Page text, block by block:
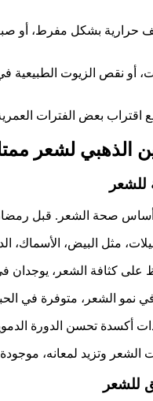
حرارية بشكل مفرط، أو
أو نقص الزيوت الطبيعية
اقتراب بعض الفترات
الذهبي لشعر
أساس صحة الشعر. قبل
مثل البيض، الأسماك،
على كثافة الشعر، يوجدان
نمو الشعر، متوفرة في
أكسدة تحسن الدورة
الشعر وتزيد لمعانه، موجودة